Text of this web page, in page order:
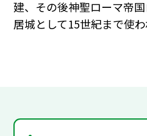
建、その後神聖ローマ帝
居城として15世紀まで使わ